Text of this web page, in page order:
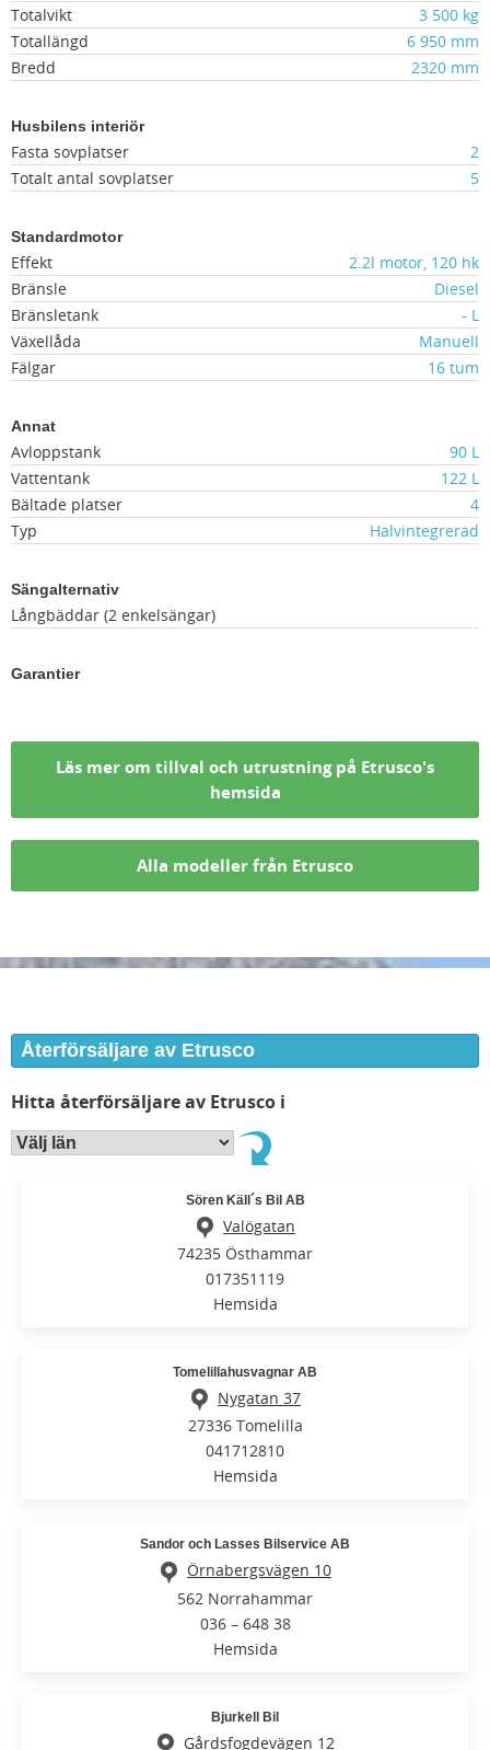
Totalvikt
3 500 kg
Totallängd
6 950 mm
Bredd
2320 mm
Husbilens interiör
Fasta sovplatser
2
Totalt antal sovplatser
5
Standardmotor
Effekt
2.2l motor, 120 hk
Bränsle
Diesel
Bränsletank
- L
Växellåda
Manuell
Fälgar
16 tum
Annat
Avloppstank
90 L
Vattentank
122 L
Bältade platser
4
Typ
Halvintegrerad
Sängalternativ
Långbäddar (2 enkelsängar)
Garantier
Läs mer om tillval och utrustning på Etrusco's
hemsida
Alla modeller från Etrusco
Återförsäljare av Etrusco
Hitta återförsäljare av Etrusco i
Sören Käll´s Bil AB
Valögatan
74235 Östhammar
017351119
Hemsida
Tomelillahusvagnar AB
Nygatan 37
27336 Tomelilla
041712810
Hemsida
Sandor och Lasses Bilservice AB
Örnabergsvägen 10
562 Norrahammar
036 – 648 38
Hemsida
Bjurkell Bil
Gårdsfogdevägen 12